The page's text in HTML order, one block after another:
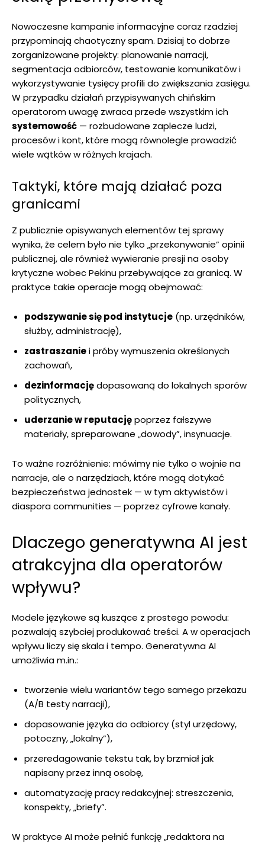
Nowoczesne kampanie informacyjne coraz rzadziej
przypominają chaotyczny spam. Dzisiaj to dobrze
zorganizowane projekty: planowanie narracji,
segmentacja odbiorców, testowanie komunikatów i
wykorzystywanie tysięcy profili do zwiększania zasięgu.
W przypadku działań przypisywanych chińskim
operatorom uwagę zwraca przede wszystkim ich
systemowość — rozbudowane zaplecze ludzi,
procesów i kont, które mogą równolegle prowadzić
wiele wątków w różnych krajach.
Taktyki, które mają działać poza
granicami
Z publicznie opisywanych elementów tej sprawy
wynika, że celem było nie tylko „przekonywanie” opinii
publicznej, ale również wywieranie presji na osoby
krytyczne wobec Pekinu przebywające za granicą. W
praktyce takie operacje mogą obejmować:
podszywanie się pod instytucje (np. urzędników,
służby, administrację),
zastraszaniei próby wymuszenia określonych
zachowań,
dezinformacjędopasowaną do lokalnych sporów
politycznych,
uderzanie w reputacjępoprzez fałszywe
materiały, spreparowane „dowody”, insynuacje.
To ważne rozróżnienie: mówimy nie tylko o wojnie na
narracje, ale o narzędziach, które mogą dotykać
bezpieczeństwa jednostek — w tym aktywistów i
diaspora communities — poprzez cyfrowe kanały.
Dlaczego generatywna AI jest
atrakcyjna dla operatorów
wpływu?
Modele językowe są kuszące z prostego powodu:
pozwalają szybciej produkować treści. A w operacjach
wpływu liczy się skala i tempo. Generatywna AI
umożliwia m.in.:
tworzenie wielu wariantów tego samego przekazu
(A/B testy narracji),
dopasowanie języka do odbiorcy (styl urzędowy,
potoczny, „lokalny”),
przeredagowanie tekstu tak, by brzmiał jak
napisany przez inną osobę,
automatyzację pracy redakcyjnej: streszczenia,
konspekty, „briefy”.
W praktyce AI może pełnić funkcję „redaktora na